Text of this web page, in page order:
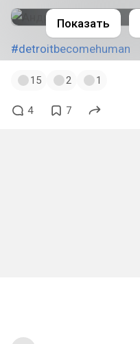
#detroitbecomehuman
Показать
15 2 1
4 7